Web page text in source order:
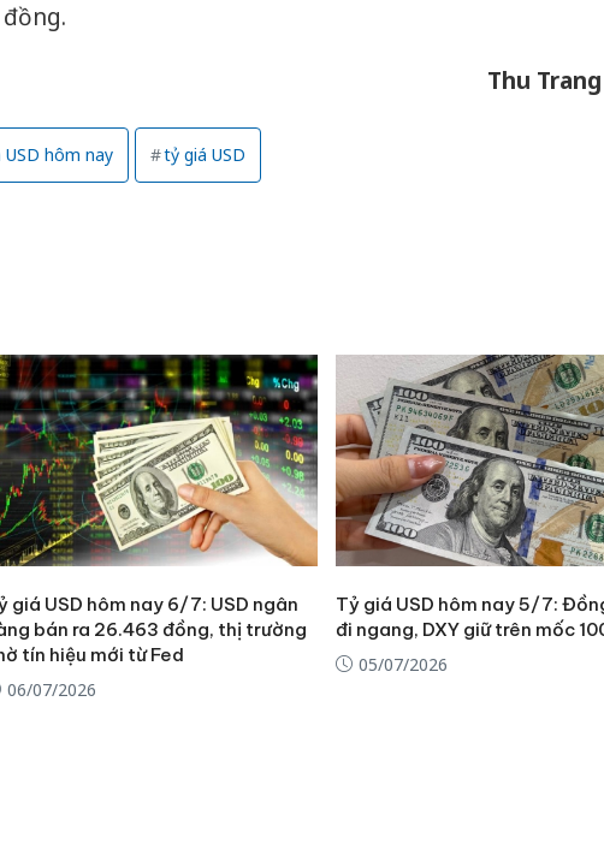
Thu Trang
USD hôm nay tỷ giá USD
giá USD hôm nay 6/7: USD ngân
bán ra 26.463 đồng, thị trường
tín hiệu mới từ Fed
06/07/2026
Tỷ giá USD hôm nay 5/7:
đi ngang, DXY giữ trên mốc
05/07/2026
Cà Mau:
công